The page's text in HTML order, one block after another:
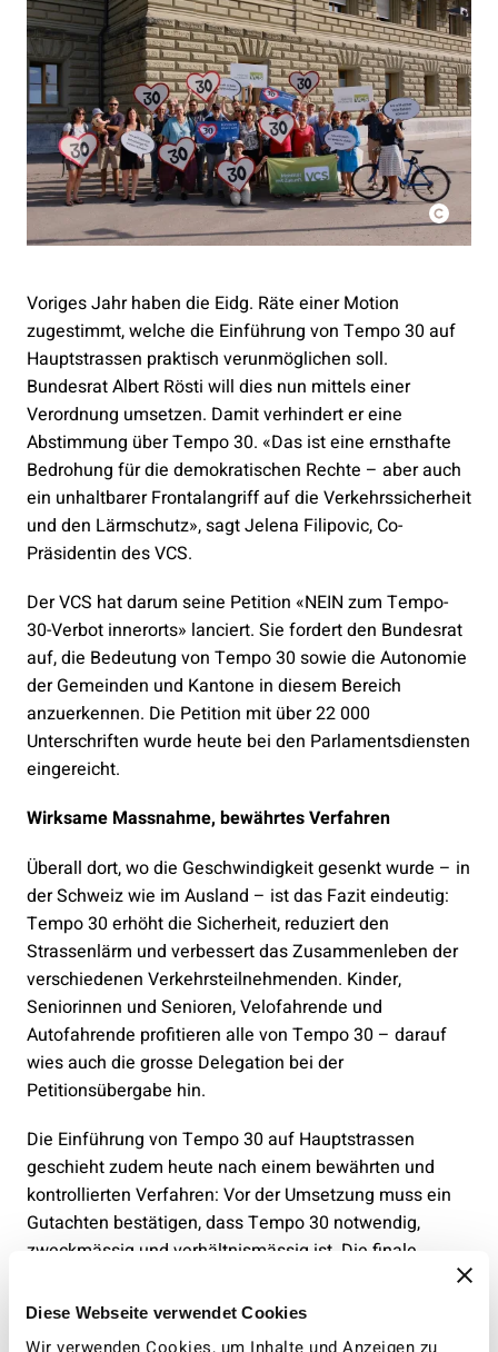
Diese Webseite verwendet Cookies
Voriges Jahr haben die Eidg. Räte einer Motion
zugestimmt, welche die Einführung von Tempo 30 auf
Hauptstrassen praktisch verunmöglichen soll.
Bundesrat Albert Rösti will dies nun mittels einer
Verordnung umsetzen. Damit verhindert er eine
Abstimmung über Tempo 30. «Das ist eine ernsthafte
Bedrohung für die demokratischen Rechte – aber auch
ein unhaltbarer Frontalangriff auf die Verkehrssicherheit
und den Lärmschutz», sagt Jelena Filipovic, Co-
Präsidentin des VCS.
Der VCS hat darum seine Petition «NEIN zum Tempo-
30-Verbot innerorts» lanciert. Sie fordert den Bundesrat
auf, die Bedeutung von Tempo 30 sowie die Autonomie
der Gemeinden und Kantone in diesem Bereich
anzuerkennen. Die Petition mit über 22 000
Unterschriften wurde heute bei den Parlamentsdiensten
eingereicht.
Wirksame Massnahme, bewährtes Verfahren
Überall dort, wo die Geschwindigkeit gesenkt wurde – in
der Schweiz wie im Ausland – ist das Fazit eindeutig:
Tempo 30 erhöht die Sicherheit, reduziert den
Strassenlärm und verbessert das Zusammenleben der
verschiedenen Verkehrsteilnehmenden. Kinder,
Seniorinnen und Senioren, Velofahrende und
Autofahrende profitieren alle von Tempo 30 – darauf
wies auch die grosse Delegation bei der
Petitionsübergabe hin.
Die Einführung von Tempo 30 auf Hauptstrassen
geschieht zudem heute nach einem bewährten und
kontrollierten Verfahren: Vor der Umsetzung muss ein
Gutachten bestätigen, dass Tempo 30 notwendig,
zweckmässig und verhältnismässig ist. Die finale
Bisher wurden solche Entscheide stets